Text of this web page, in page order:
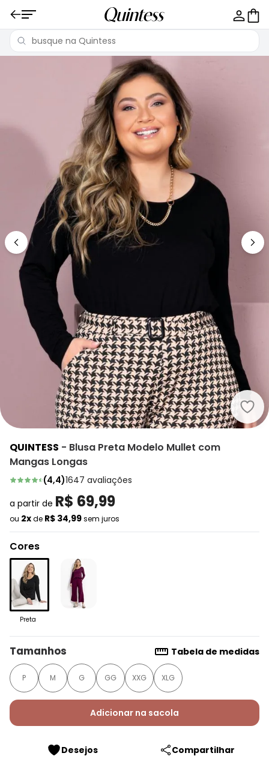
QUINTESS - Blusa Preta Modelo Mullet com
Mangas Longas
(4,4)1647 avaliações
a partir de R$ 69,99
ou 2xde R$ 34,99sem juros
Cores
Preta
Tamanhos Tabela de medidas
P M G GG XXG XLG
Adicionar na sacola
Desejos Compartilhar